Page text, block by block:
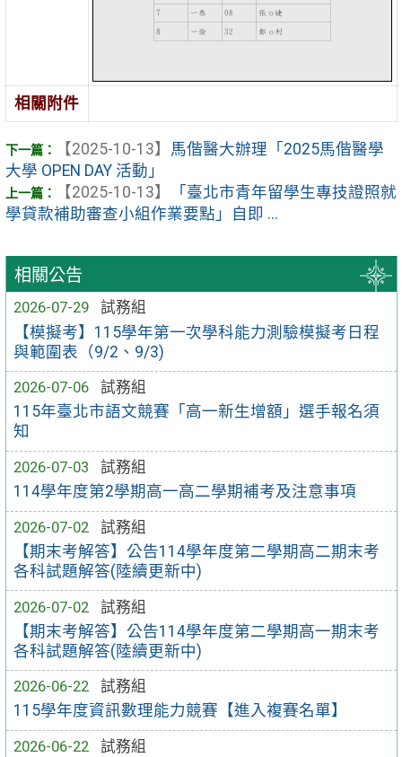
相關公告
2026-07-29
試務組
【模擬考】115學年第一次學科能力測驗模擬考日程
與範圍表（9/2、9/3)
2026-07-06
試務組
115年臺北市語文競賽「高一新生增額」選手報名須
知
2026-07-03
試務組
114學年度第2學期高一高二學期補考及注意事項
2026-07-02
試務組
【期末考解答】公告114學年度第二學期高二期末考
各科試題解答(陸續更新中)
2026-07-02
試務組
【期末考解答】公告114學年度第二學期高一期末考
各科試題解答(陸續更新中)
2026-06-22
試務組
115學年度資訊數理能力競賽【進入複賽名單】
2026-06-22
試務組
相關附件
【2025-10-13】
馬偕醫大辦理「2025馬偕醫學
大學 OPEN DAY 活動」
【2025-10-13】
「臺北市青年留學生專技證照就
學貸款補助審查小組作業要點」自即 ...